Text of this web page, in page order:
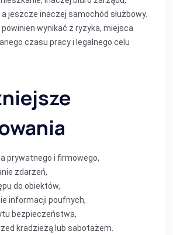
jeszcze inaczej samochód służbowy.
wynikać z ryzyka, miejsca
czasu pracy i legalnego celu
prywatnego i firmowego,
zdarzeń,
do obiektów,
informacji poufnych,
bezpieczeństwa,
kradzieżą lub sabotażem.